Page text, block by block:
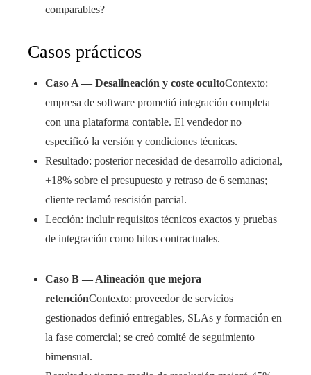
comparables?
Casos prácticos
Caso A — Desalineación y coste ocultoContexto:
empresa de software prometió integración completa
con una plataforma contable. El vendedor no
especificó la versión y condiciones técnicas.
Resultado: posterior necesidad de desarrollo adicional,
+18% sobre el presupuesto y retraso de 6 semanas;
cliente reclamó rescisión parcial.
Lección: incluir requisitos técnicos exactos y pruebas
de integración como hitos contractuales.
Caso B — Alineación que mejora
retenciónContexto: proveedor de servicios
gestionados definió entregables, SLAs y formación en
la fase comercial; se creó comité de seguimiento
bimensual.